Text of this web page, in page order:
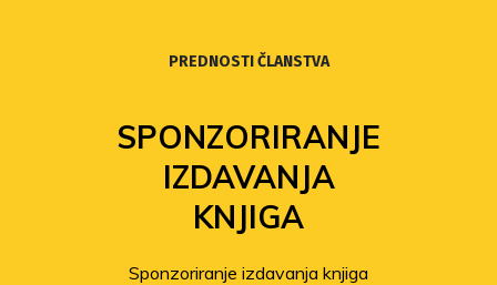
PREDNOSTI ČLANSTVA
SPONZORIRANJE
IZDAVANJA
KNJIGA
Sponzoriranje izdavanja knjiga